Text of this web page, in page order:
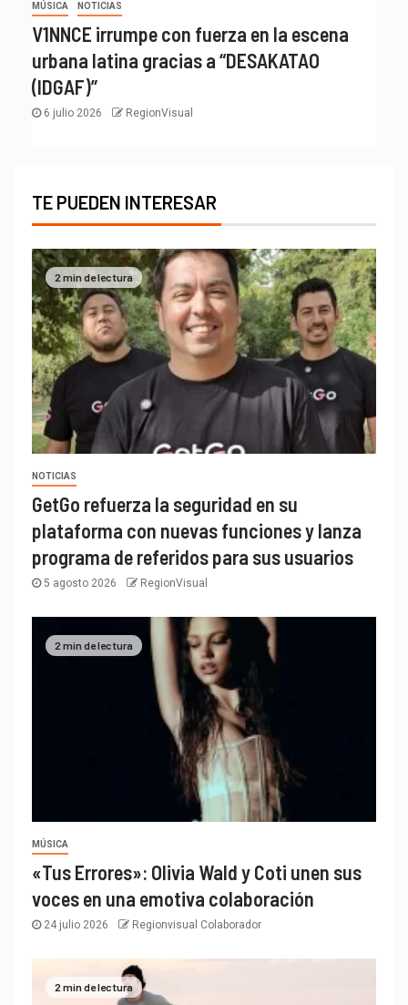
MÚSICA NOTICIAS
V1NNCE irrumpe con fuerza en la escena
urbana latina gracias a “DESAKATAO
(IDGAF)”
6 julio 2026 RegionVisual
TE PUEDEN INTERESAR
2 min de lectura
NOTICIAS
GetGo refuerza la seguridad en su
plataforma con nuevas funciones y lanza
programa de referidos para sus usuarios
5 agosto 2026 RegionVisual
2 min de lectura
MÚSICA
«Tus Errores»: Olivia Wald y Coti unen sus
voces en una emotiva colaboración
24 julio 2026 Regionvisual Colaborador
2 min de lectura